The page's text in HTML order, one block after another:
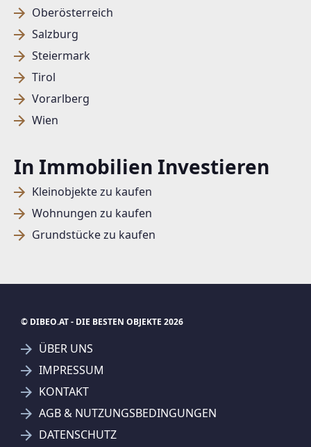
Oberösterreich
Salzburg
Steiermark
Tirol
Vorarlberg
Wien
In Immobilien Investieren
Kleinobjekte zu kaufen
Wohnungen zu kaufen
Grundstücke zu kaufen
SUCHAGENT ANLEGEN FÜR DIE
AKTUELLEN SUCHKRITERIEN
© DIBEO.AT - DIE BESTEN OBJEKTE 2026
ÜBER UNS
IMPRESSUM
KONTAKT
AGB & NUTZUNGSBEDINGUNGEN
DATENSCHUTZ